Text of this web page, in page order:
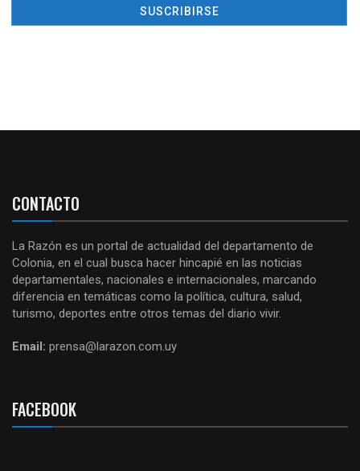
CONTACTO
La Razón es un portal de actualidad del departamento de
Colonia, en el cual busca hacer hincapié en las noticias
departamentales, nacionales e internacionales, marcando
diferencia en temáticas como la política, cultura, salud,
turismo, deportes entre otros temas del diario vivir.
Email: prensa@larazon.com.uy
FACEBOOK